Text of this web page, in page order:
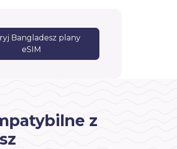
Bangladesz plany
eSIM
z